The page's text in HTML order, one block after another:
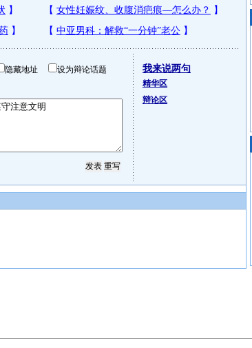
隐藏地址 设为辩论话题 我来说两句
精华区
辩论区